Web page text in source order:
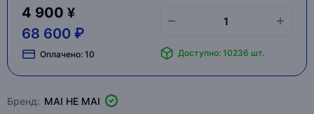
4 900 ¥
68 600 ₽
Оплачено: 10 Доступно: 10236 шт.
Бренд: MAI HE MAI